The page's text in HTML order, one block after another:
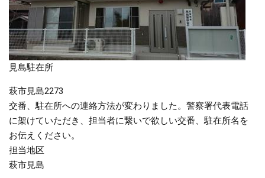
見島駐在所
萩市見島2273
交番、駐在所への連絡方法が変わりました。警察署代表電話
に架けていただき、担当者に繋いで欲しい交番、駐在所名を
お伝えください。
担当地区
萩市見島